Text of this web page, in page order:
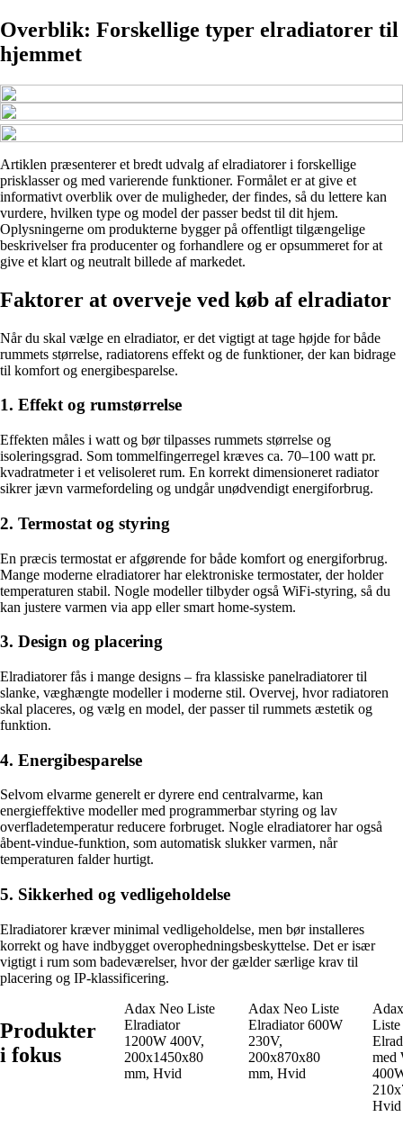
Overblik: Forskellige typer elradiatorer til
hjemmet
Artiklen præsenterer et bredt udvalg af elradiatorer i forskellige
prisklasser og med varierende funktioner. Formålet er at give et
informativt overblik over de muligheder, der findes, så du lettere kan
vurdere, hvilken type og model der passer bedst til dit hjem.
Oplysningerne om produkterne bygger på offentligt tilgængelige
beskrivelser fra producenter og forhandlere og er opsummeret for at
give et klart og neutralt billede af markedet.
Faktorer at overveje ved køb af elradiator
Når du skal vælge en elradiator, er det vigtigt at tage højde for både
rummets størrelse, radiatorens effekt og de funktioner, der kan bidrage
til komfort og energibesparelse.
1. Effekt og rumstørrelse
Effekten måles i watt og bør tilpasses rummets størrelse og
isoleringsgrad. Som tommelfingerregel kræves ca. 70–100 watt pr.
kvadratmeter i et velisoleret rum. En korrekt dimensioneret radiator
sikrer jævn varmefordeling og undgår unødvendigt energiforbrug.
2. Termostat og styring
En præcis termostat er afgørende for både komfort og energiforbrug.
Mange moderne elradiatorer har elektroniske termostater, der holder
temperaturen stabil. Nogle modeller tilbyder også WiFi-styring, så du
kan justere varmen via app eller smart home-system.
3. Design og placering
Elradiatorer fås i mange designs – fra klassiske panelradiatorer til
slanke, væghængte modeller i moderne stil. Overvej, hvor radiatoren
skal placeres, og vælg en model, der passer til rummets æstetik og
funktion.
4. Energibesparelse
Selvom elvarme generelt er dyrere end centralvarme, kan
energieffektive modeller med programmerbar styring og lav
overfladetemperatur reducere forbruget. Nogle elradiatorer har også
åbent-vindue-funktion, som automatisk slukker varmen, når
temperaturen falder hurtigt.
5. Sikkerhed og vedligeholdelse
Elradiatorer kræver minimal vedligeholdelse, men bør installeres
korrekt og have indbygget overophedningsbeskyttelse. Det er især
vigtigt i rum som badeværelser, hvor der gælder særlige krav til
placering og IP-klassificering.
Produkter
i fokus
Adax Neo Liste
Elradiator
1200W 400V,
200x1450x80
mm, Hvid
Adax Neo Liste
Elradiator 600W
230V,
200x870x80
mm, Hvid
Liste
med
Hvid